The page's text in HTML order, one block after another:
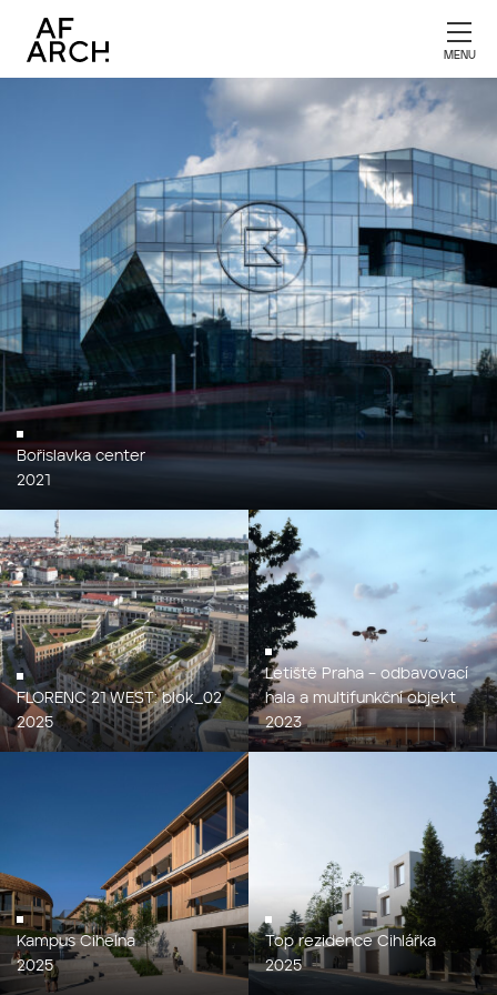
Bořislavka center
2021
FLORENC 21 WEST: blok_02
2025
Letiště Praha – odbavovací
hala a multifunkční objekt
2023
Kampus Cihelna
2025
Top rezidence Cihlářka
2025